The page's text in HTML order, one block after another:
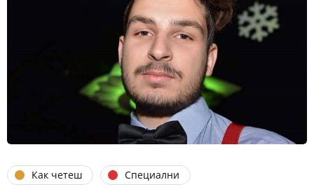
Как четеш Специални